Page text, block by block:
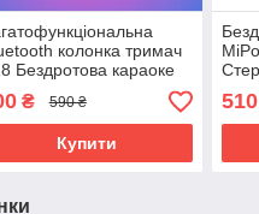
колонка тримач
Бездротова караоке
для телефону з
₴ 590 ₴
Купити
та
510